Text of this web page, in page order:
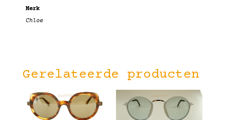
Merk
Chloe
Gerelateerde producten